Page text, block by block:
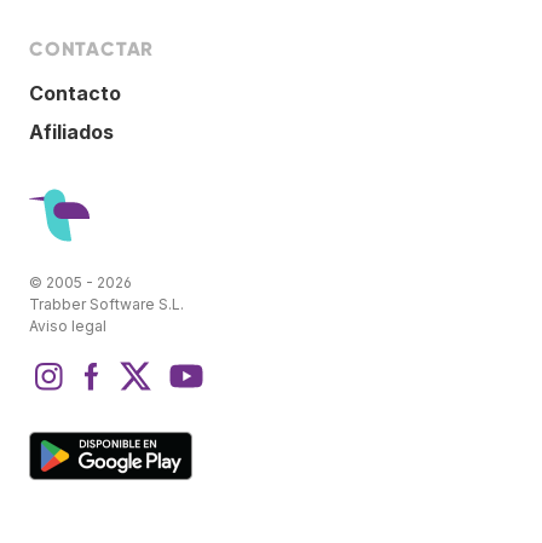
CONTACTAR
Contacto
Afiliados
© 2005 - 2026
Trabber Software S.L.
Aviso legal